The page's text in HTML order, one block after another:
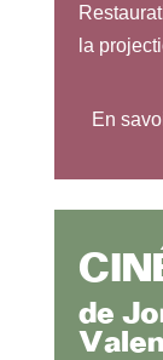
la
En
de